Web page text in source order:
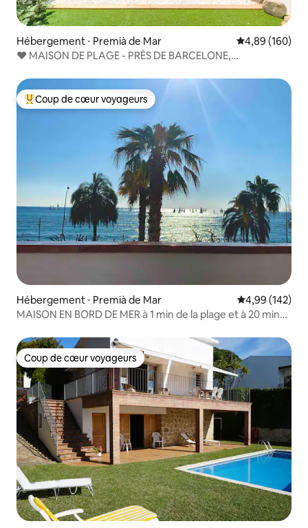
Hébergement ⋅ Premià de Mar Évaluation
4,89 (160)
❤ MAISON DE PLAGE - PRÈS DE BARCELONE,
Coups de cœur voyageurs les plus appréciés
Coup de cœur voyageurs
Hébergement ⋅ Premià de Mar Évaluation
4,99 (142)
MAISON EN BORD DE MER à 1 min de la plage et à 20 min
Coup de cœur voyageurs
Coup de cœur voyageurs